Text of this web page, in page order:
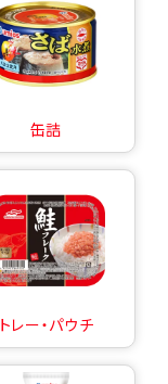
缶詰
トレー・パウチ